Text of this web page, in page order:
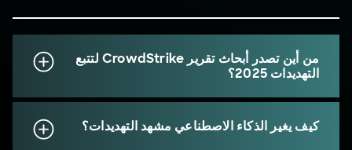
من أين تصدر أبحاث تقرير CrowdStrike لتتبع
التهديدات 2025؟
كيف يغير الذكاء الاصطناعي مشهد التهديدات؟